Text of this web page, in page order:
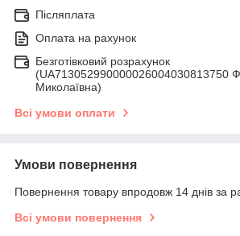
Післяплата
Оплата на рахунок
Безготівковий розрахунок
(UA713052990000026004030813750
Миколаївна)
Всі умови оплати
Умови повернення
Повернення товару впродовж 14 днів за
Всі умови повернення